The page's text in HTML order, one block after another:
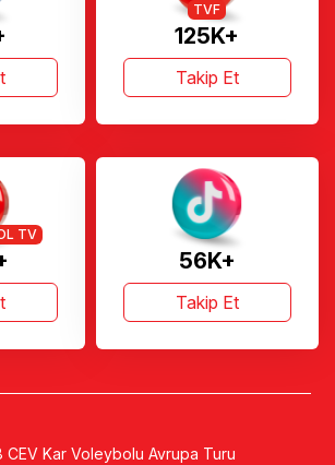
125K+
TVF
Takip Et
TV
56K+
Takip Et
CEV Kar Voleybolu Avrupa Turu